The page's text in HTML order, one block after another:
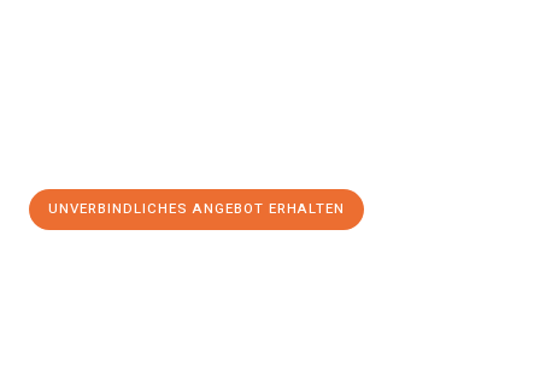
UNVERBINDLICHES ANGEBOT ERHALTEN